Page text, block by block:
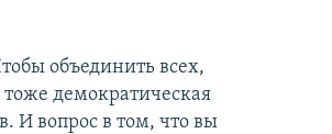
объединить всех,
демократическая
И вопрос в том, что вы